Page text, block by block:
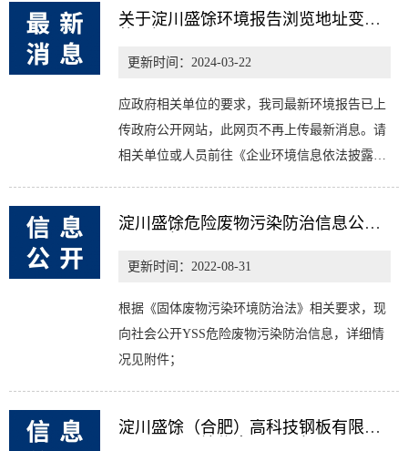
关于淀川盛馀环境报告浏览地址变更
更新时间：2024-03-22
应政府相关单位的要求，我司最新环境报告已上
传政府公开网站，此网页不再上传最新消息。请
相关单位或人员前往《企业环境信息依法披露系
淀川盛馀危险废物污染防治信息公开
更新时间：2022-08-31
根据《固体废物污染环境防治法》相关要求，现
向社会公开YSS危险废物污染防治信息，详细情
况见附件；
淀川盛馀（合肥）高科技钢板有限公